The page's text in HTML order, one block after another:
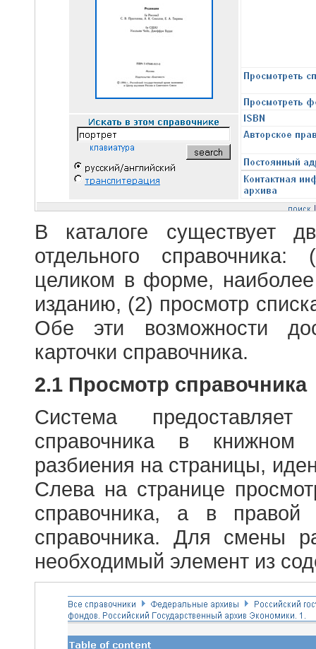
В каталоге существует
отдельного
целиком в форме,
изданию, (2) просмотр
Обе эти возможности
карточки справочника.
2.1 Просмотр справочника
Система
справочника в
разбиения на страницы,
Слева на странице
справочника, а в правой
справочника. Для смены
необходимый элемент из